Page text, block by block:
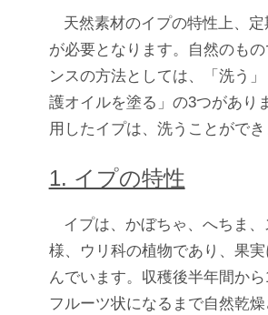
天然素材のイプの特性上、
が必要となります。自然のも
ンスの方法としては、「洗う
護オイルを塗る」の3つがあり
用したイプは、洗うことができ
1. イプの特性
イプは、かぼちゃ、へちま
様、ウリ科の植物であり、果
んでいます。収穫後半年間か
フルーツ状になるまで自然乾